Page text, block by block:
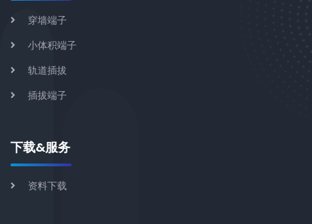
穿墙端子
小体积端子
轨道插拔
插拔端子
下载&服务
资料下载